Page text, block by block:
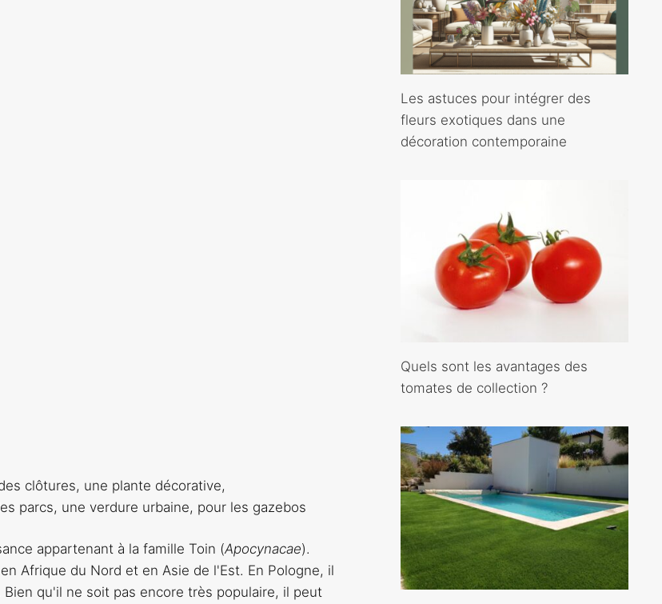
clôtures, une plante décorative,
parcs, une verdure urbaine, pour les gazebos
appartenant à la famille Toin (Apocynacae).
Afrique du Nord et en Asie de l'Est. En Pologne, il
qu'il ne soit pas encore très populaire, il peut
Les astuces pour intégrer des
fleurs exotiques dans une
décoration contemporaine
Quels sont les avantages des
tomates de collection ?